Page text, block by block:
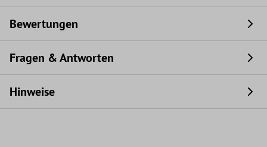
Bewertungen
Fragen & Antworten
Hinweise